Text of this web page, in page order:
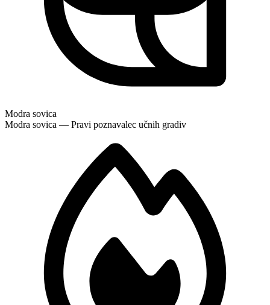
Modra sovica
Modra sovica — Pravi poznavalec učnih gradiv